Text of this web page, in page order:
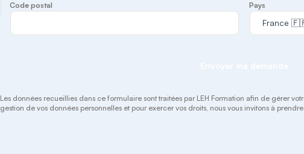
Code postal Pays
Les données recueillies dans ce formulaire sont traitées par LEH Formation afin de gérer
gestion de vos données personnelles et pour exercer vos droits, nous vous invitons à